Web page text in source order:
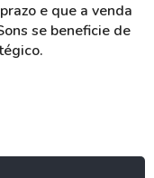
e que a venda
se beneficie de